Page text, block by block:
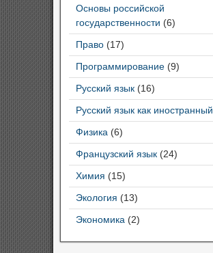
Основы российской
государственности (6)
Право (17)
Программирование (9)
Русский язык (16)
Русский язык как иностранный
Физика (6)
Французский язык (24)
Химия (15)
Экология (13)
Экономика (2)